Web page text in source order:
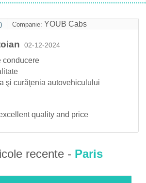
Companie: YOUB Cabs
02-12-2024
conducere
şi curăţenia autovehiculului
quality and price
recente - Paris